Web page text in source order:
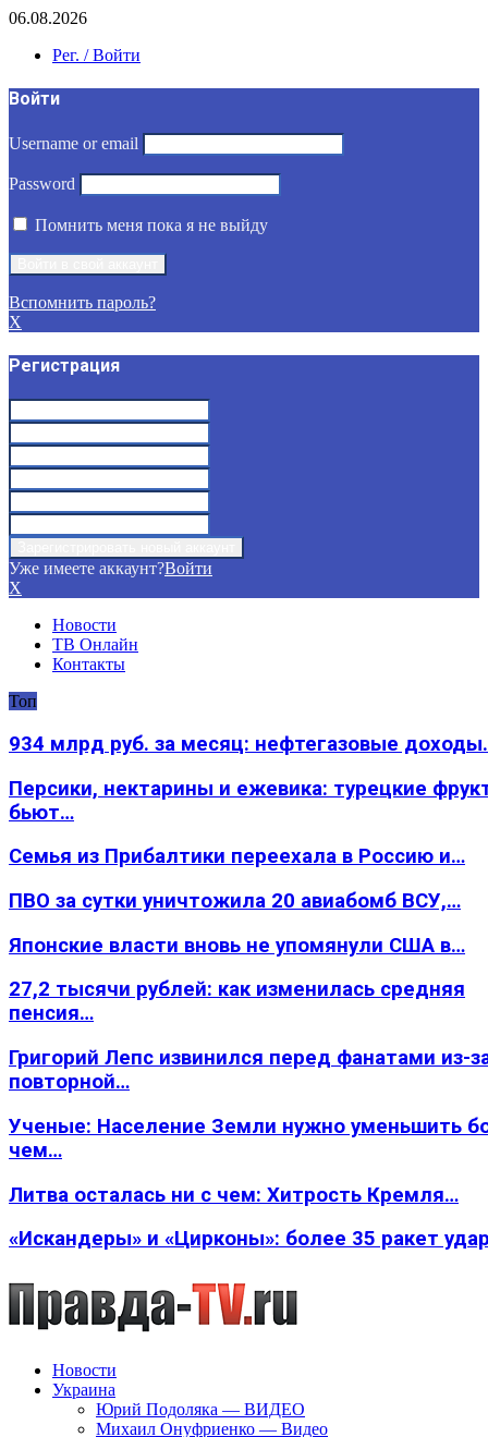
06.08.2026
Рег. / Войти
Войти
Username or email
Password
Помнить меня пока я не выйду
Вспомнить пароль?
X
Регистрация
Уже имеете аккаунт?Войти
X
Новости
ТВ Онлайн
Контакты
Топ
934 млрд руб. за месяц: нефтегазовые
Персики, нектарины и ежевика: турецкие
бьют…
Семья из Прибалтики переехала в Россию и…
ПВО за сутки уничтожила 20 авиабомб ВСУ,…
Японские власти вновь не упомянули США в…
27,2 тысячи рублей: как изменилась средняя
пенсия…
Григорий Лепс извинился перед фанатами из-
повторной…
Ученые: Население Земли нужно уменьшить
чем…
Литва осталась ни с чем: Хитрость Кремля…
«Искандеры» и «Цирконы»: более 35 ракет
Новости
Украина
Юрий Подоляка — ВИДЕО
Михаил Онуфриенко — Видео